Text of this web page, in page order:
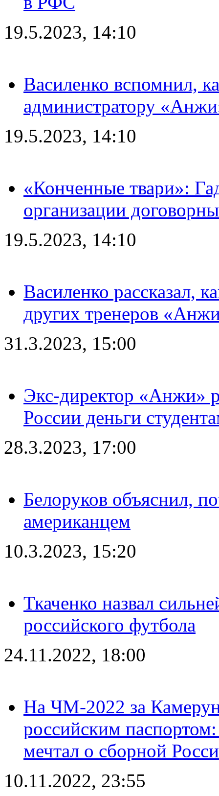
19.5.2023, 14:10
Василенко вспомнил,
администратору
19.5.2023, 14:10
«Конченные твари»:
организации
19.5.2023, 14:10
Василенко рассказал,
других тренеров
31.3.2023, 15:00
Экс-директор «Анжи»
России деньги
28.3.2023, 17:00
Белоруков объяснил,
американцем
10.3.2023, 15:20
Ткаченко назвал
российского футбола
24.11.2022, 18:00
На ЧМ-2022 за
российским
мечтал о сборной
10.11.2022, 23:55